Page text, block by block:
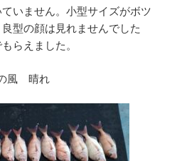
いません。小型サイズがボツ
型の顔は見れませんでした
らえました。
風 晴れ